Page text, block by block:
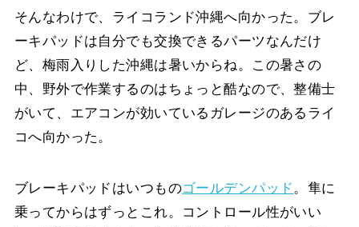
そんなわけで、ライコランド沖縄へ向かった。ブレ
ーキパッドは自分でも交換できるパーツなんだけ
ど、梅雨入りした沖縄は暑いからね。この暑さの
中、野外で作業するのはちょっと酷なので、整備士
がいて、エアコンが効いているガレージのあるライ
コへ向かった。
ブレーキパッドはいつものゴールデンパッド 。隼に
乗ってからはずっとこれ。コントロール性がいい